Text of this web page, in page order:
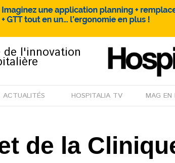
de l'innovation
ACTUALITÉS HOSPITALIA TV MAG EN
de la